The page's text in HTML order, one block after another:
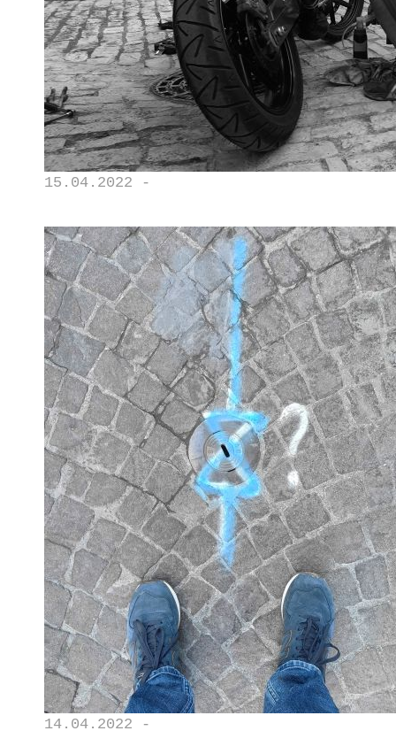
15.04.2022 -
14.04.2022 -